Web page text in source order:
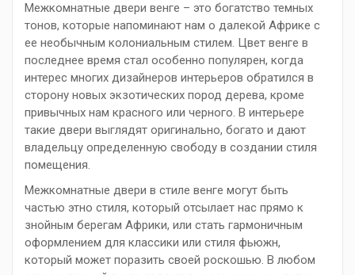
Межкомнатные двери венге – это богатство темных
тонов, которые напоминают нам о далекой Африке с
ее необычным колониальным стилем. Цвет венге в
последнее время стал особенно популярен, когда
интерес многих дизайнеров интерьеров обратился в
сторону новых экзотических пород дерева, кроме
привычных нам красного или черного. В интерьере
такие двери выглядят оригинально, богато и дают
владельцу определенную свободу в создании стиля
помещения.
Межкомнатные двери в стиле венге могут быть
частью этно стиля, который отсылает нас прямо к
знойным берегам Африки, или стать гармоничным
оформлением для классики или стиля фьюжн,
который может поразить своей роскошью. В любом